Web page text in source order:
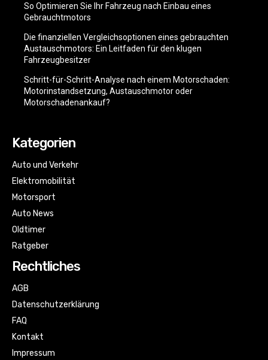
So Optimieren Sie Ihr Fahrzeug nach Einbau eines
Gebrauchtmotors
Die finanziellen Vergleichsoptionen eines gebrauchten
Austauschmotors: Ein Leitfaden für den klugen
Fahrzeugbesitzer
Schritt-für-Schritt-Analyse nach einem Motorschaden:
Motorinstandsetzung, Austauschmotor oder
Motorschadenankauf?
Kategorien
Auto und Verkehr
Elektromobilität
Motorsport
Auto News
Oldtimer
Ratgeber
Rechtliches
AGB
Datenschutzerklärung
FAQ
Kontakt
Impressum